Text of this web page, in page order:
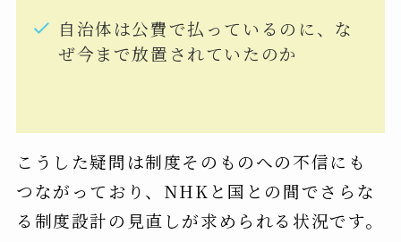
自治体は公費で払っているのに、な
ぜ今まで放置されていたのか
こうした疑問は制度そのものへの不信にも
つながっており、NHKと国との間でさらな
る制度設計の見直しが求められる状況です。